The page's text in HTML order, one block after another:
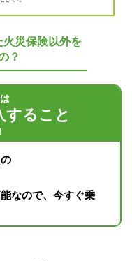
災保険以外を
？
すること
なので、今すぐ乗